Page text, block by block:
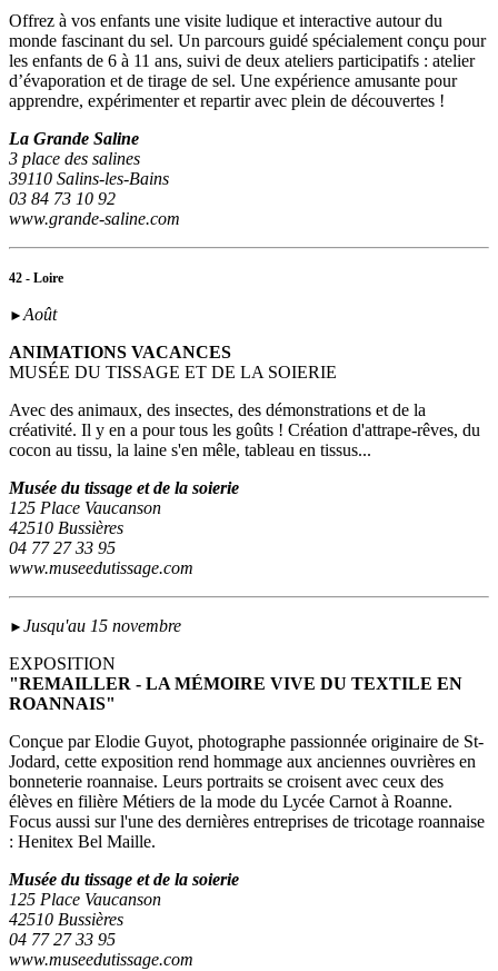
Offrez à vos enfants une visite ludique et interactive autour du
monde fascinant du sel. Un parcours guidé spécialement conçu pour
les enfants de 6 à 11 ans, suivi de deux ateliers participatifs : atelier
d’évaporation et de tirage de sel. Une expérience amusante pour
apprendre, expérimenter et repartir avec plein de découvertes !
La Grande Saline
3 place des salines
39110 Salins-les-Bains
03 84 73 10 92
www.grande-saline.com
42 - Loire
►Août
ANIMATIONS VACANCES
MUSÉE DU TISSAGE ET DE LA SOIERIE
Avec des animaux, des insectes, des démonstrations et de la
créativité. Il y en a pour tous les goûts ! Création d'attrape-rêves, du
cocon au tissu, la laine s'en mêle, tableau en tissus...
Musée du tissage et de la soierie
125 Place Vaucanson
42510 Bussières
04 77 27 33 95
www.museedutissage.com
► Jusqu'au 15 novembre
EXPOSITION
"REMAILLER - LA MÉMOIRE VIVE DU TEXTILE EN
ROANNAIS"
Conçue par Elodie Guyot, photographe passionnée originaire de St-
Jodard, cette exposition rend hommage aux anciennes ouvrières en
bonneterie roannaise. Leurs portraits se croisent avec ceux des
élèves en filière Métiers de la mode du Lycée Carnot à Roanne.
Focus aussi sur l'une des dernières entreprises de tricotage roannaise
: Henitex Bel Maille.
Musée du tissage et de la soierie
125 Place Vaucanson
42510 Bussières
04 77 27 33 95
www.museedutissage.com